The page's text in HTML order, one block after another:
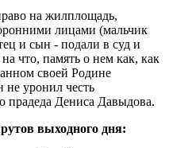
на жилплощадь,
лицами (мальчик
и сын - подали в суд и
что, память о нем как, как
своей Родине
не уронил честь
прадеда Дениса Давыдова.
выходного дня: